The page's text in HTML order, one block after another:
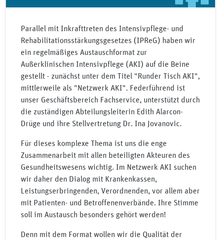
Parallel mit Inkrafttreten des Intensivpflege- und
Rehabilitationsstärkungsgesetzes (IPReG) haben wir
ein regelmäßiges Austauschformat zur
Außerklinischen Intensivpflege (AKI) auf die Beine
gestellt - zunächst unter dem Titel "Runder Tisch AKI",
mittlerweile als "Netzwerk AKI". Federführend ist
unser Geschäftsbereich Fachservice, unterstützt durch
die zuständigen Abteilungsleiterin Edith Alarcon-
Drüge und ihre Stellvertretung Dr. Ina Jovanovic.
Für dieses komplexe Thema ist uns die enge
Zusammenarbeit mit allen beteiligten Akteuren des
Gesundheitswesens wichtig. Im Netzwerk AKI suchen
wir daher den Dialog mit Krankenkassen,
Leistungserbringenden, Verordnenden, vor allem aber
mit Patienten- und Betroffenenverbände. Ihre Stimme
soll im Austausch besonders gehört werden!
Denn mit dem Format wollen wir die Qualität der